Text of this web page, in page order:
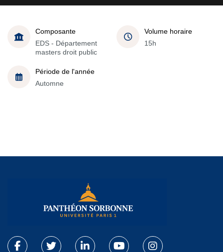
Composante
EDS - Département
masters droit public
Volume horaire
15h
Période de l'année
Automne